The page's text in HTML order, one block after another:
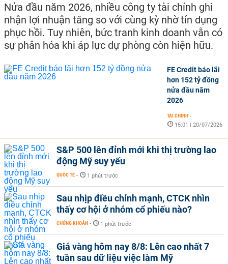
Nửa đầu năm 2026, nhiều công ty tài chính ghi
nhận lợi nhuận tăng so với cùng kỳ nhờ tín dụng
phục hồi. Tuy nhiên, bức tranh kinh doanh vẫn có
sự phân hóa khi áp lực dự phòng còn hiện hữu.
FE Credit báo lãi
hơn 152 tỷ đồng
nửa đầu năm
2026
TÀI CHÍNH -
15:01 | 20/07/2026
S&P 500 lên đỉnh mới khi thị trường lao
động Mỹ suy yếu
QUỐC TẾ - 1 phút trước
Sau nhịp điều chỉnh mạnh, CTCK nhìn
thấy cơ hội ở nhóm cổ phiếu nào?
CHỨNG KHOÁN - 1 phút trước
Giá vàng hôm nay 8/8: Lên cao nhất 7
tuần sau dữ liệu việc làm Mỹ